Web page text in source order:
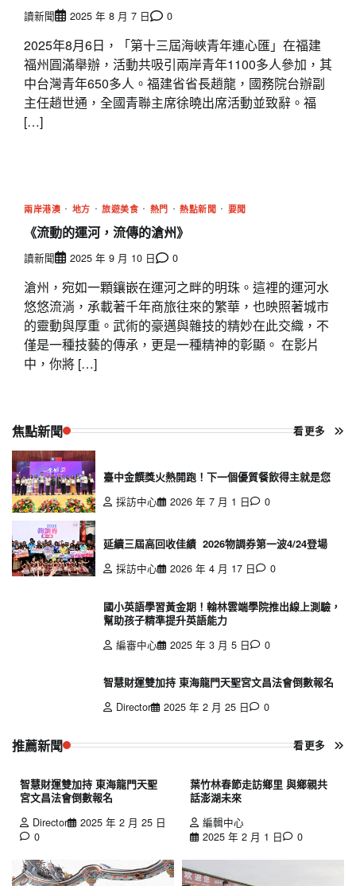
讀新聞 2025 年 8 月 7 日 0
2025年8月6日，「第十三屆海峽青年連心匯」在福建
福州圓滿舉辦，活動共吸引兩岸青年1100多人參加，其
中台灣青年650多人。福建省省長趙龍，國務院台辦副
主任趙世通，全國青聯主席徐曉出席活動並致辭。福
[…]
兩岸港澳 地方 旅遊美食 熱門 熱點新聞 要聞
《流動的運河，流傳的滄州》
讀新聞 2025 年 9 月 10 日 0
滄州，宛如一顆鑲嵌在運河之畔的明珠。這裡的運河水
悠悠流淌，承載著千年商旅往來的繁華，也映照著城市
的靈動與厚重。武術的豪邁與雜技的精妙在此交織，不
僅是一種技藝的傳承，更是一種精神的彰顯。 在影片
中，你將 […]
焦點新聞 看更多
臺中金饌獎火熱開跑！下一個優質餐飲得主就是您
採訪中心
2026 年 7 月 1 日 0
延續三屆高回收佳績 2026物調券第一波4/24登場
採訪中心
2026 年 4 月 17 日 0
國小英語學習黃金期！翰林雲端學院推出線上測驗，
幫助孩子精準提升英語能力
編審中心
2025 年 3 月 5 日 0
智慧財運雙加持 東海龍門天聖宮文昌法會倒數報名
Director
2025 年 2 月 25 日 0
推薦新聞 看更多
智慧財運雙加持 東海龍門天聖
宮文昌法會倒數報名
Director
2025 年 2 月 25 日
0
葉竹林春節走訪鄉里 與鄉親共
話澎湖未來
編輯中心
2025 年 2 月 1 日
0